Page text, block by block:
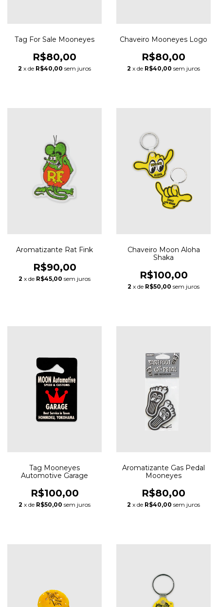
Tag For Sale Mooneyes
R$80,00
2 x de R$40,00 sem juros
Chaveiro Mooneyes Logo
R$80,00
2 x de R$40,00 sem juros
Aromatizante Rat Fink
R$90,00
2 x de R$45,00 sem juros
Chaveiro Moon Aloha
Shaka
R$100,00
2 x de R$50,00 sem juros
Tag Mooneyes
Automotive Garage
R$100,00
2 x de R$50,00 sem juros
Aromatizante Gas Pedal
Mooneyes
R$80,00
2 x de R$40,00 sem juros